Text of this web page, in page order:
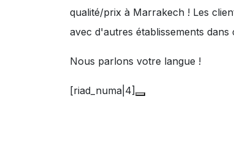
qualité/prix à Marrakech ! Les
avec d'autres établissements dans
Nous parlons votre langue !
[riad_numa|4]